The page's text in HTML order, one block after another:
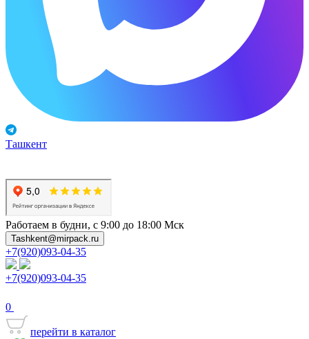
Ташкент
Работаем в будни, с 9:00 до 18:00 Мск
Tashkent@mirpack.ru
+7(920)093-04-35
+7(920)093-04-35
0
перейти в каталог